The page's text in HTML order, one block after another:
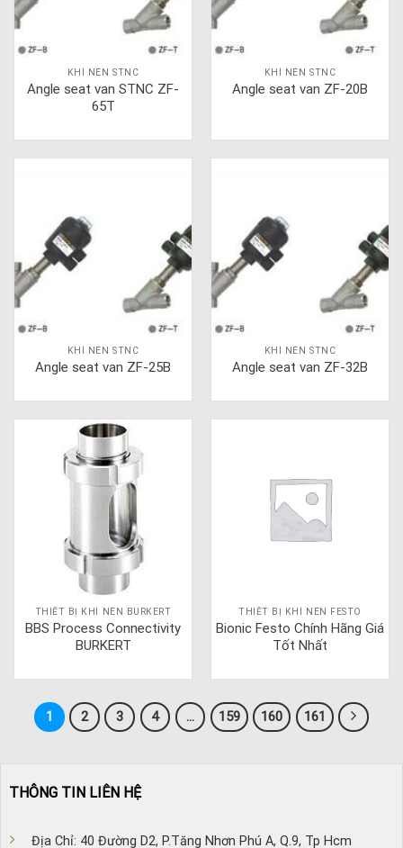
KHÍ NÉN STNC
Angle seat van STNC ZF-
65T
KHÍ NÉN STNC
Angle seat van ZF-20B
KHÍ NÉN STNC
Angle seat van ZF-25B
KHÍ NÉN STNC
Angle seat van ZF-32B
THIẾT BỊ KHÍ NÉN BURKERT
BBS Process Connectivity
BURKERT
THIẾT BỊ KHÍ NÉN FESTO
Bionic Festo Chính Hãng Giá
Tốt Nhất
1 2 3 4 … 159 160 161
THÔNG TIN LIÊN HỆ
Địa Chỉ: 40 Đường D2, P.Tăng Nhơn Phú A, Q.9, Tp Hcm